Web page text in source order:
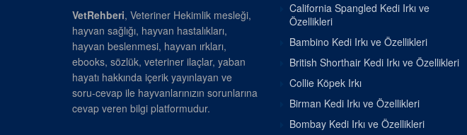
VetRehberi, Veteriner Hekimlik mesleği,
hayvan sağlığı, hayvan hastalıkları,
hayvan beslenmesi, hayvan ırkları,
ebooks, sözlük, veteriner ilaçlar, yaban
hayatı hakkında içerik yayınlayan ve
soru-cevap ile hayvanlarınızın sorunlarına
cevap veren bilgi platformudur.
California Spangled Kedi Irkı ve
Özellikleri
Bambino Kedi Irkı ve Özellikleri
British Shorthair Kedi Irkı ve Özellikleri
Collie Köpek Irkı
Birman Kedi Irkı ve Özellikleri
Bombay Kedi Irkı ve Özellikleri